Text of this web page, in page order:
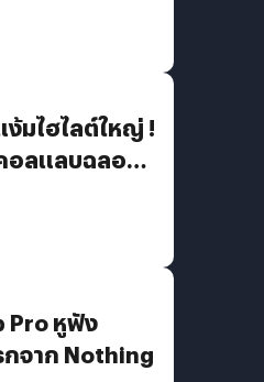
ง้มไฮไลต์ใหญ่ !
อลแลบฉลอง
Pro หูฟัง
จาก Nothing